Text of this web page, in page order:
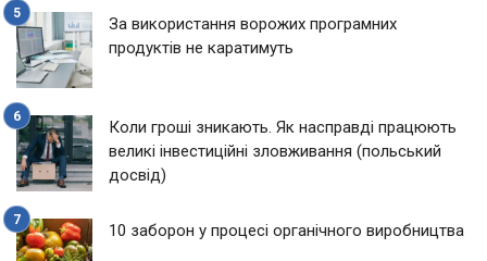
За використання ворожих програмних
продуктів не каратимуть
Коли гроші зникають. Як насправді працюють
великі інвестиційні зловживання (польський
досвід)
10 заборон у процесі органічного виробництва